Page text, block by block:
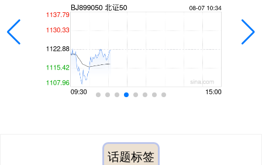
话题标签